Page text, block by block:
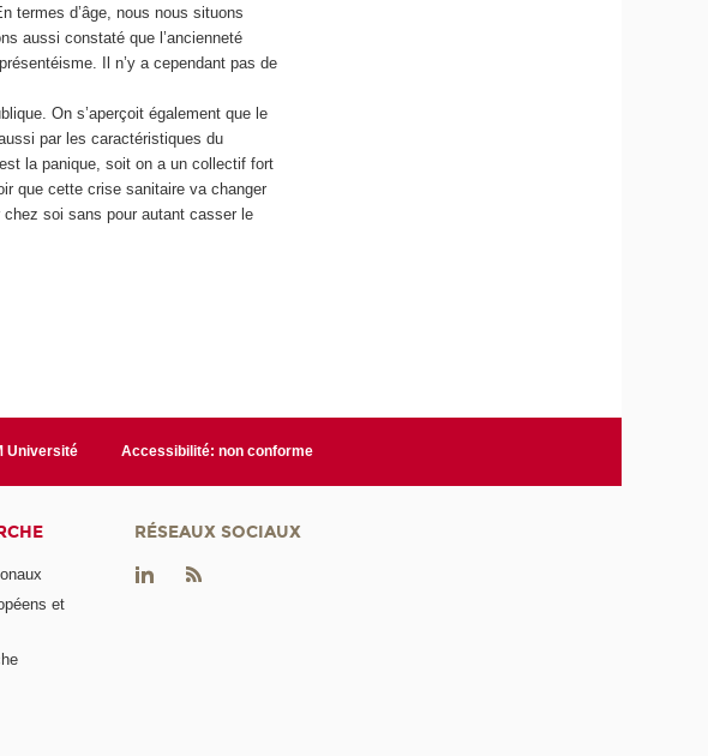
termes d’âge, nous nous situons
aussi constaté que l’ancienneté
Il n’y a cependant pas de
On s’aperçoit également que le
par les caractéristiques du
la panique, soit on a un collectif fort
que cette crise sanitaire va changer
soi sans pour autant casser le
Université Accessibilité: non conforme
et
RÉSEAUX SOCIAUX